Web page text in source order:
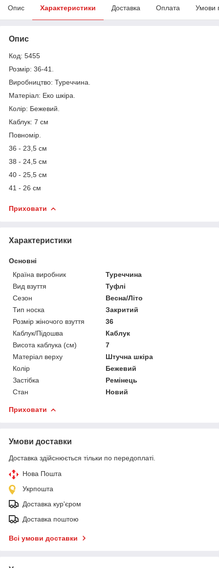
Опис Характеристики Доставка Оплата Умови
Опис
Код: 5455
Розмір: 36-41.
Виробництво: Туреччина.
Матеріал: Еко шкіра.
Колір: Бежевий.
Каблук: 7 см
Повномір.
36 - 23,5 см
38 - 24,5 см
40 - 25,5 см
41 - 26 см
Приховати
Характеристики
Основні
Країна виробник
Туреччина
Вид взуття
Туфлі
Сезон
Весна/Літо
Тип носка
Закритий
Розмір жіночого взуття
36
Каблук/Підошва
Каблук
Висота каблука (см)
7
Матеріал верху
Штучна шкіра
Колір
Бежевий
Застібка
Ремінець
Стан
Новий
Приховати
Умови доставки
Доставка здійснюється тільки по передоплаті.
Нова Пошта
Укрпошта
Доставка кур'єром
Доставка поштою
Всі умови доставки